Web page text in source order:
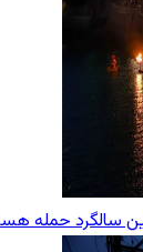
حمله